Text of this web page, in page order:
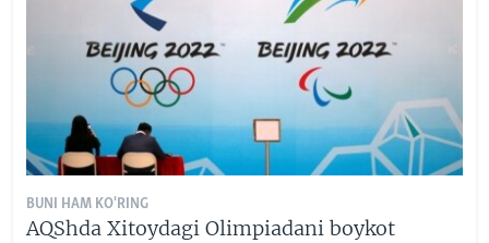
BUNI HAM KO'RING
AQShda Xitoydagi Olimpiadani boykot